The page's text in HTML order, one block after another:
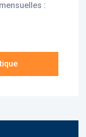
se
avec salle
les
Son
: